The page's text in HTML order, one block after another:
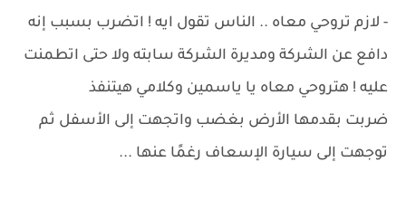
- لازم تروحي معاه .. الناس تقول ايه ! اتضرب بسبب إنه
دافع عن الشركة ومديرة الشركة سابته ولا حتى اتطمنت
عليه ! هتروحي معاه يا ياسمين وكلامي هيتنفذ
ضربت بقدمها الأرض بغضب واتجهت إلى الأسفل ثم
توجهت إلى سيارة الإسعاف رغمًا عنها ...